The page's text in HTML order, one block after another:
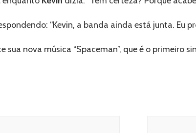
“Kevin, a banda ainda está junta. Eu
sua nova música “Spaceman”, que é o primeiro